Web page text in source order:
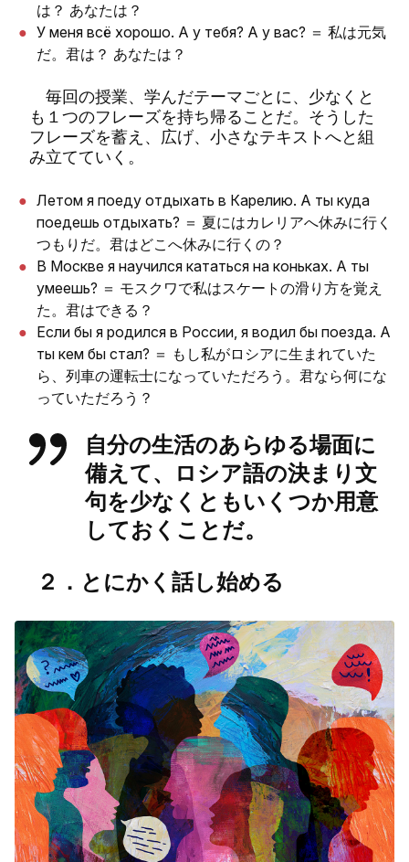
は？ あなたは？
У меня всё хорошо. А у тебя? А у вас? ＝ 私は元気
だ。君は？ あなたは？
毎回の授業、学んだテーマごとに、少なくと
も１つのフレーズを持ち帰ることだ。そうした
フレーズを蓄え、広げ、小さなテキストへと組
み立てていく。
Летом я поеду отдыхать в Карелию. А ты куда
поедешь отдыхать? ＝ 夏にはカレリアへ休みに行く
つもりだ。君はどこへ休みに行くの？
В Москве я научился кататься на коньках. А ты
умеешь? ＝ モスクワで私はスケートの滑り方を覚え
た。君はできる？
Если бы я родился в России, я водил бы поезда. А
ты кем бы стал? ＝ もし私がロシアに生まれていた
ら、列車の運転士になっていただろう。君なら何にな
っていただろう？
自分の生活のあらゆる場面に
備えて、ロシア語の決まり文
句を少なくともいくつか用意
しておくことだ。
２．とにかく話し始める